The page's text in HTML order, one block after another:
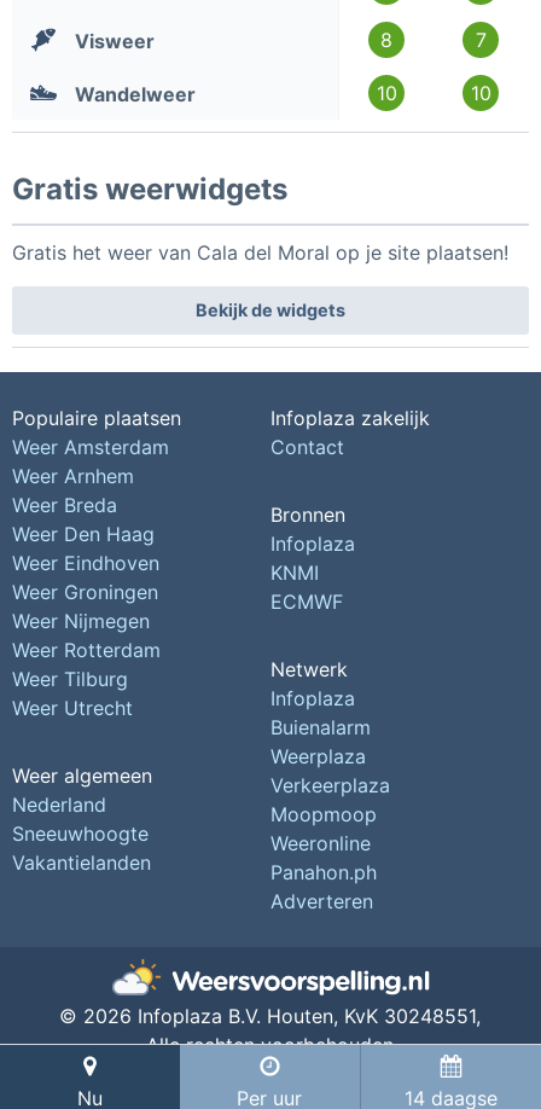
Visweer 8 7
Wandelweer 10 10
Gratis weerwidgets
Gratis het weer van Cala del Moral op je site plaatsen!
Bekijk de widgets
Nu Per uur 14 daagse
Populaire plaatsen
Weer Amsterdam
Weer Arnhem
Weer Breda
Weer Den Haag
Weer Eindhoven
Weer Groningen
Weer Nijmegen
Weer Rotterdam
Weer Tilburg
Weer Utrecht
Weer algemeen
Nederland
Sneeuwhoogte
Vakantielanden
Infoplaza zakelijk
Contact
Bronnen
Infoplaza
KNMI
ECMWF
Netwerk
Infoplaza
Buienalarm
Weerplaza
Verkeerplaza
Moopmoop
Weeronline
Panahon.ph
Adverteren
© 2026 Infoplaza B.V. Houten, KvK 30248551,
Alle rechten voorbehouden
Privacy Instellingen